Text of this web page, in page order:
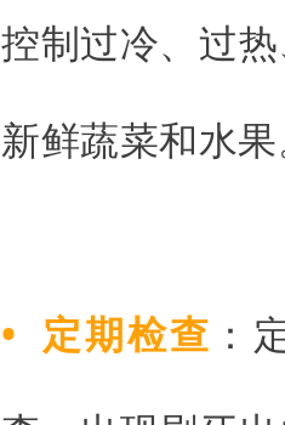
控制过冷、过
新鲜蔬菜和水
• 定期检查 ：